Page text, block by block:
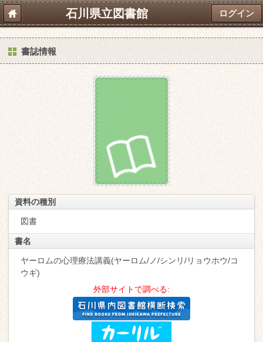
石川県立図書館 ログイン
書誌情報
資料の種別
図書
書名
ヤーロムの心理療法講義(ヤーロム/ノ/シンリ/リョウホウ/コ
ウギ)
外部サイトで調べる: